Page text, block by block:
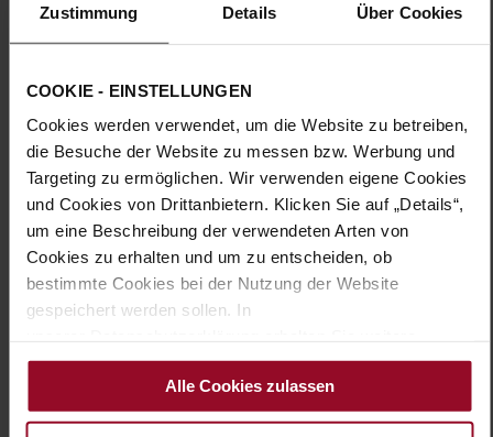
Zustimmung Details Über Cookies
COOKIE - EINSTELLUNGEN
Cookies werden verwendet, um die Website zu betreiben,
die Besuche der Website zu messen bzw. Werbung und
Targeting zu ermöglichen. Wir verwenden eigene Cookies
und Cookies von Drittanbietern. Klicken Sie auf „Details“,
um eine Beschreibung der verwendeten Arten von
Cookies zu erhalten und um zu entscheiden, ob
bestimmte Cookies bei der Nutzung der Website
gespeichert werden sollen. In
Informationen.
Alle Cookies zulassen
Blockabsatz verleiht eine feminine Silhouette und einen
selbstbewussten Auftritt. Die Metallic-Optik des Perlato-
Leders verleiht dem Schuh einen frischen Look. Einen
besonderen Akzent setzt der tonale Schmuck am Vorderfuß
mit der metallenen Spange. Bei HASSIA verwenden wir nur
hochwertige Premiummaterialien, so ist auch das
herausnehmbare Fußbett mit Leder bezogen. Das weich
gepolsterte Innenfutter am Vorderfuß sorgt für eine
angenehme Passform. Erfreuen Sie sich am Komfort dieser
stilvollen Pumps, mit denen Sie Schritt für Schritt den Tag
meistern – ob im Büro, beim Afterwork-Drink oder zu
Details